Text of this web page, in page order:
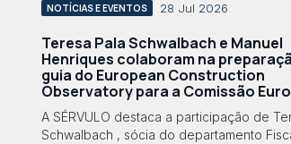
NOTÍCIAS E EVENTOS 28 Jul 2026
Teresa Pala Schwalbach e Manuel
Henriques colaboram na
guia do European Construction
Observatory para a Comissão
A SÉRVULO destaca a participação de
Schwalbach , sócia do departamento